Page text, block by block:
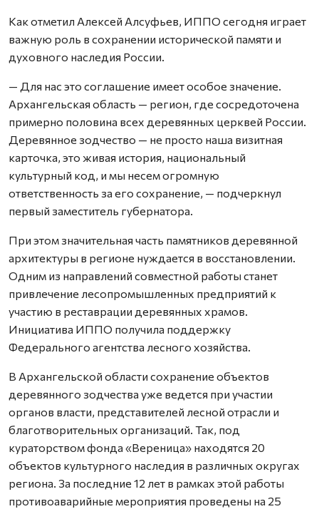
Как отметил Алексей Алсуфьев, ИППО сегодня играет
важную роль в сохранении исторической памяти и
духовного наследия России.
— Для нас это соглашение имеет особое значение.
Архангельская область — регион, где сосредоточена
примерно половина всех деревянных церквей России.
Деревянное зодчество — не просто наша визитная
карточка, это живая история, национальный
культурный код, и мы несем огромную
ответственность за его сохранение, — подчеркнул
первый заместитель губернатора.
При этом значительная часть памятников деревянной
архитектуры в регионе нуждается в восстановлении.
Одним из направлений совместной работы станет
привлечение лесопромышленных предприятий к
участию в реставрации деревянных храмов.
Инициатива ИППО получила поддержку
Федерального агентства лесного хозяйства.
В Архангельской области сохранение объектов
деревянного зодчества уже ведется при участии
органов власти, представителей лесной отрасли и
благотворительных организаций. Так, под
кураторством фонда «Вереница» находятся 20
объектов культурного наследия в различных округах
региона. За последние 12 лет в рамках этой работы
противоаварийные мероприятия проведены на 25